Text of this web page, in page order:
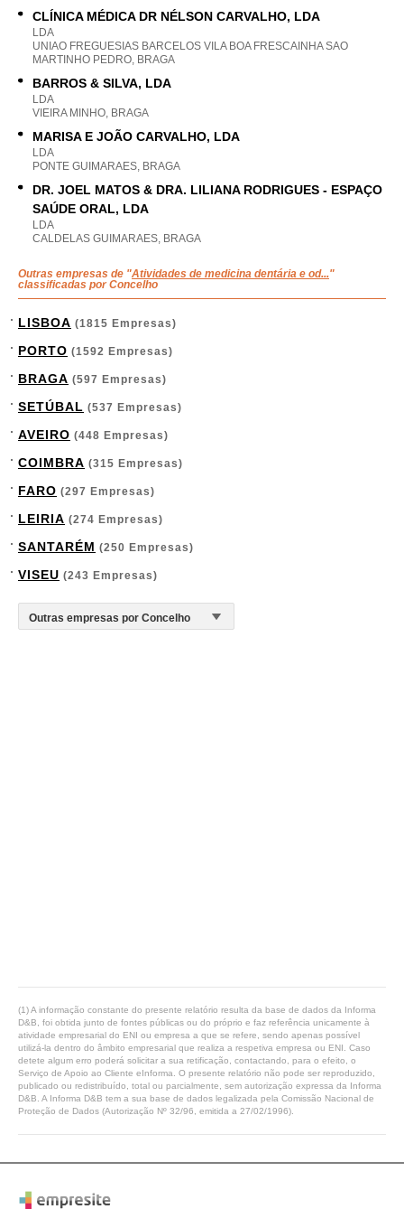
CLÍNICA MÉDICA DR NÉLSON CARVALHO, LDA
LDA
UNIAO FREGUESIAS BARCELOS VILA BOA FRESCAINHA SAO
MARTINHO PEDRO, BRAGA
BARROS & SILVA, LDA
LDA
VIEIRA MINHO, BRAGA
MARISA E JOÃO CARVALHO, LDA
LDA
PONTE GUIMARAES, BRAGA
DR. JOEL MATOS & DRA. LILIANA RODRIGUES - ESPAÇO
SAÚDE ORAL, LDA
LDA
CALDELAS GUIMARAES, BRAGA
Outras empresas de "Atividades de medicina dentária e od..."
classificadas por Concelho
LISBOA (1815 Empresas)
PORTO (1592 Empresas)
BRAGA (597 Empresas)
SETÚBAL (537 Empresas)
AVEIRO (448 Empresas)
COIMBRA (315 Empresas)
FARO (297 Empresas)
LEIRIA (274 Empresas)
SANTARÉM (250 Empresas)
VISEU (243 Empresas)
(1) A informação constante do presente relatório resulta da base de dados da Informa
D&B, foi obtida junto de fontes públicas ou do próprio e faz referência unicamente à
atividade empresarial do ENI ou empresa a que se refere, sendo apenas possível
utilizá-la dentro do âmbito empresarial que realiza a respetiva empresa ou ENI. Caso
detete algum erro poderá solicitar a sua retificação, contactando, para o efeito, o
Serviço de Apoio ao Cliente eInforma. O presente relatório não pode ser reproduzido,
publicado ou redistribuído, total ou parcialmente, sem autorização expressa da Informa
D&B. A Informa D&B tem a sua base de dados legalizada pela Comissão Nacional de
Proteção de Dados (Autorização Nº 32/96, emitida a 27/02/1996).